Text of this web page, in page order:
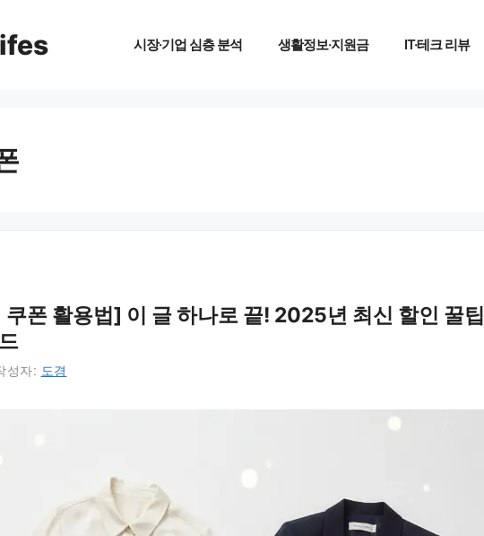
시장·기업 심층 분석 생활정보·지원금 IT·테크 리뷰
폰 활용법] 이 글 하나로 끝! 2025년 최신 할인 꿀팁
성자: 도경